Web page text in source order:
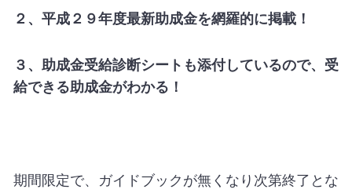
２、平成２９年度最新助成金を網羅的に掲載！
３、助成金受給診断シートも添付しているので、受
給できる助成金がわかる！
期間限定で、ガイドブックが無くなり次第終了とな